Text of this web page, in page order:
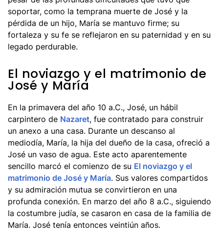
soportar, como la temprana muerte de José y la
pérdida de un hijo, María se mantuvo firme; su
fortaleza y su fe se reflejaron en su paternidad y en su
legado perdurable.
El noviazgo y el matrimonio de
José y María
En la primavera del año 10 a.C., José, un hábil
carpintero de Nazaret, fue contratado para construir
un anexo a una casa. Durante un descanso al
mediodía, María, la hija del dueño de la casa, ofreció a
José un vaso de agua. Este acto aparentemente
sencillo marcó el comienzo de su El noviazgo y el
matrimonio de José y María. Sus valores compartidos
y su admiración mutua se convirtieron en una
profunda conexión. En marzo del año 8 a.C., siguiendo
la costumbre judía, se casaron en casa de la familia de
María. José tenía entonces veintiún años.